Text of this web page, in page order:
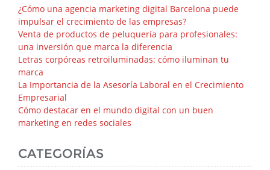
¿Cómo una agencia marketing digital Barcelona puede
impulsar el crecimiento de las empresas?
Venta de productos de peluquería para profesionales:
una inversión que marca la diferencia
Letras corpóreas retroiluminadas: cómo iluminan tu
marca
La Importancia de la Asesoría Laboral en el Crecimiento
Empresarial
Cómo destacar en el mundo digital con un buen
marketing en redes sociales
CATEGORÍAS